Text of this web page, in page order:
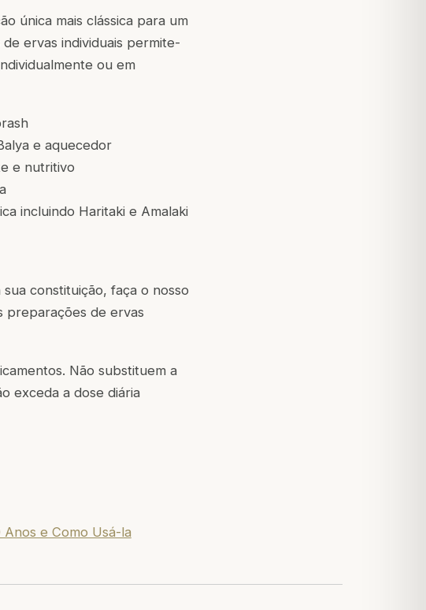
única mais clássica para um
ervas individuais permite-
ou em
e aquecedor
e nutritivo
incluindo Haritaki e Amalaki
constituição, faça o nosso
preparações de ervas
Não substituem a
exceda a dose diária
e Como Usá-la